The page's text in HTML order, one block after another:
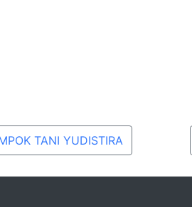
TANI YUDISTIRA